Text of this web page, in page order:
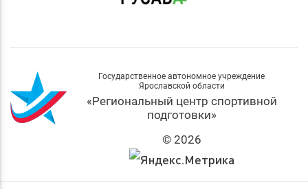
Государственное автономное учреждение
Ярославской области
«Региональный центр спортивной
подготовки»
© 2026